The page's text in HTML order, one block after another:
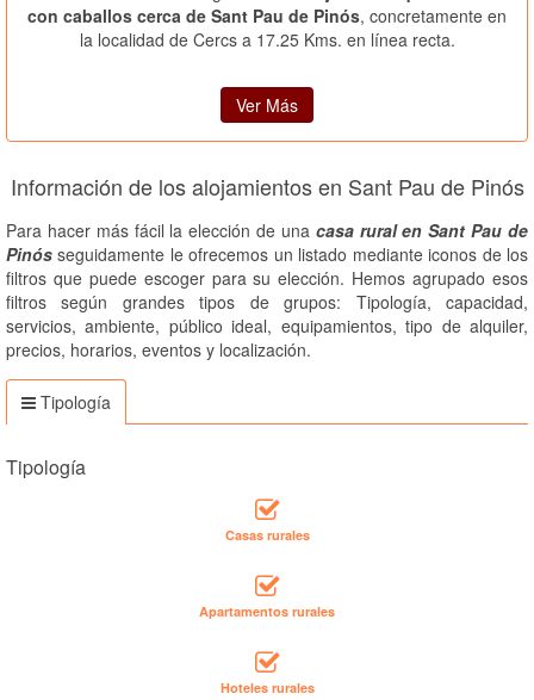
con caballos cerca de Sant Pau de Pinós, concretamente en
la localidad de Cercs a 17.25 Kms. en línea recta.
Ver Más
Información de los alojamientos en Sant Pau de Pinós
Para hacer más fácil la elección de una casa rural en Sant Pau de
Pinós seguidamente le ofrecemos un listado mediante iconos de los
filtros que puede escoger para su elección. Hemos agrupado esos
filtros según grandes tipos de grupos: Tipología, capacidad,
servicios, ambiente, público ideal, equipamientos, tipo de alquiler,
precios, horarios, eventos y localización.
Tipología
Tipología
Casas rurales
Apartamentos rurales
Hoteles rurales